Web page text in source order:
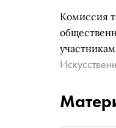
Комиссия